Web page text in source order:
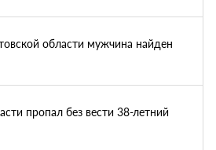
области мужчина найден
пропал без вести 38-летний